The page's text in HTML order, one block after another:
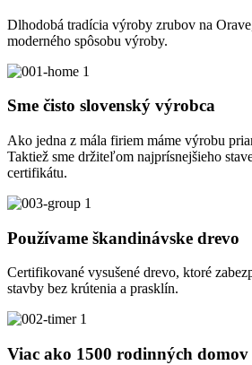
Dlhodobá tradícia výroby zrubov na
moderného spôsobu výroby.
Sme čisto slovenský výrobca
Ako jedna z mála firiem máme výrobu
Taktiež sme držiteľom najprísnejšieho
certifikátu.
Používame škandinávske drevo
Certifikované vysušené drevo, ktoré
stavby bez krútenia a prasklín.
Viac ako 1500 rodinných domov